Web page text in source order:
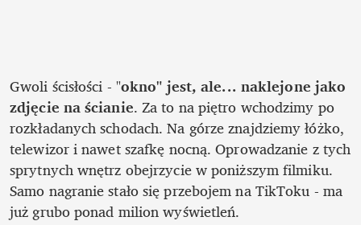
Gwoli ścisłości - "okno" jest, ale... naklejone jako
zdjęcie na ścianie. Za to na piętro wchodzimy po
rozkładanych schodach. Na górze znajdziemy łóżko,
telewizor i nawet szafkę nocną. Oprowadzanie z tych
sprytnych wnętrz obejrzycie w poniższym filmiku.
Samo nagranie stało się przebojem na TikToku - ma
już grubo ponad milion wyświetleń.